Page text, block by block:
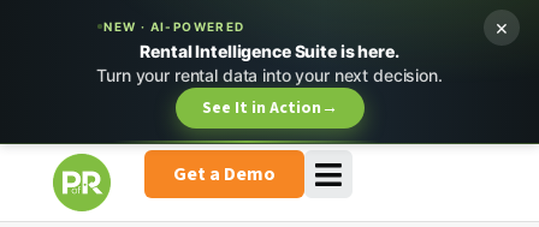
NEW · AI-POWERED
Rental Intelligence Suite is here.
Turn your rental data into your next decision.
See It in Action→
×
Get a Demo